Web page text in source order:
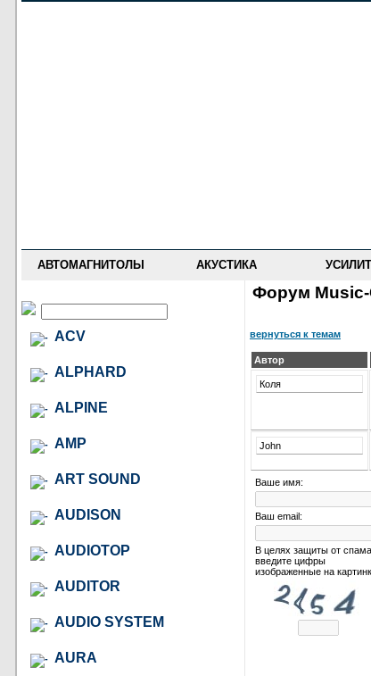
АВТОМАГНИТОЛЫ АКУСТИКА
ACV
ALPHARD
ALPINE
AMP
ART SOUND
AUDISON
AUDIOTOP
AUDITOR
AUDIO SYSTEM
AURA
Форум Music-
вернуться к темам
Автор
Коля
John
Ваше имя:
Ваш email:
В целях защиты от спама
введите цифры
изображенные на